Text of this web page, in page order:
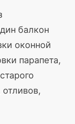
балкон
оконной
парапета,